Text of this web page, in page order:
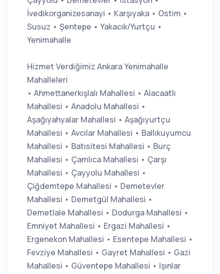
İvedikorganizesanayi • Karşıyaka • Ostim •
Susuz • Şentepe • Yakacık/Yurtçu •
Yenimahalle
Hizmet Verdiğimiz Ankara Yenimahalle
Mahalleleri
• Ahmettanerkışlalı Mahallesi • Alacaatlı
Mahallesi • Anadolu Mahallesi •
Aşağıyahyalar Mahallesi • Aşağıyurtçu
Mahallesi • Avcılar Mahallesi • Ballıkuyumcu
Mahallesi • Batısitesi Mahallesi • Burç
Mahallesi • Çamlıca Mahallesi • Çarşı
Mahallesi • Çayyolu Mahallesi •
Çiğdemtepe Mahallesi • Demetevler
Mahallesi • Demetgül Mahallesi •
Demetlale Mahallesi • Dodurga Mahallesi •
Emniyet Mahallesi • Ergazi Mahallesi •
Ergenekon Mahallesi • Esentepe Mahallesi •
Fevziye Mahallesi • Gayret Mahallesi • Gazi
Mahallesi • Güventepe Mahallesi • Işınlar